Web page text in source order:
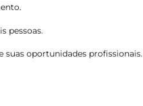
pessoas.
oportunidades profissionais.